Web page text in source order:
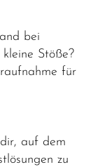
bei
Stöße?
für
auf dem
zu